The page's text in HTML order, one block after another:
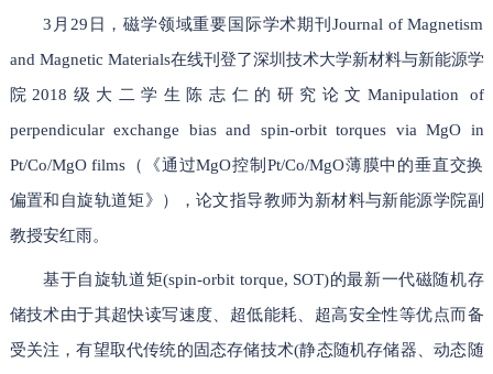
3月29日，磁学领域重要国际学术期刊Journal of Magnetism
and Magnetic Materials在线刊登了深圳技术大学新材料与新能源学
院2018级大二学生陈志仁的研究论文Manipulation of
perpendicular exchange bias and spin-orbit torques via MgO in
Pt/Co/MgO films（《通过MgO控制Pt/Co/MgO薄膜中的垂直交换
偏置和自旋轨道矩》），论文指导教师为新材料与新能源学院副
教授安红雨。
基于自旋轨道矩(spin-orbit torque, SOT)的最新一代磁随机存
储技术由于其超快读写速度、超低能耗、超高安全性等优点而备
受关注，有望取代传统的固态存储技术(静态随机存储器、动态随